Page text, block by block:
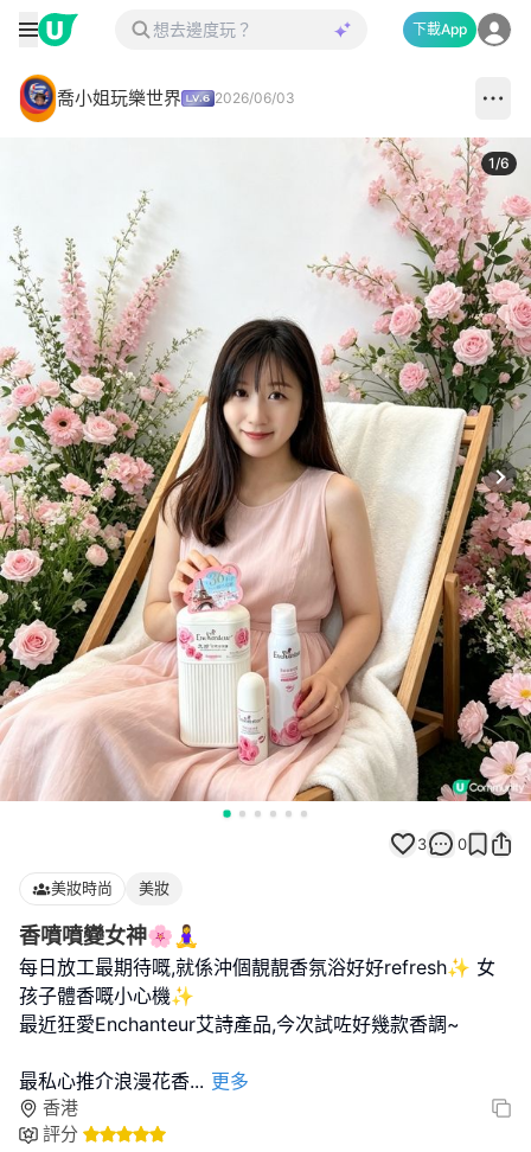
下載App
喬小姐玩樂世界 2026/06/03
1/6
3 0
美妝時尚 美妝
香噴噴變女神🌸🧘‍♀️
每日放工最期待嘅,就係沖個靚靚香氛浴好好refresh✨ 女
孩子體香嘅小心機✨
最近狂愛Enchanteur艾詩產品,今次試咗好幾款香調~
最私心推介浪漫花香... 更多
香港
評分